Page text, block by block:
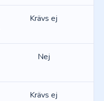
Krävs ej
Nej
Krävs ej